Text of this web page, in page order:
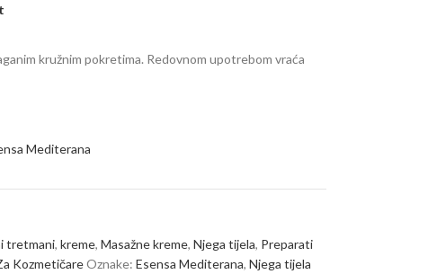
kružnim pokretima. Redovnom upotrebom vraća
Mediterana
tretmani, kreme, Masažne kreme, Njega tijela, Preparati
KozmetičareOznake: Esensa Mediterana, Njega tijela